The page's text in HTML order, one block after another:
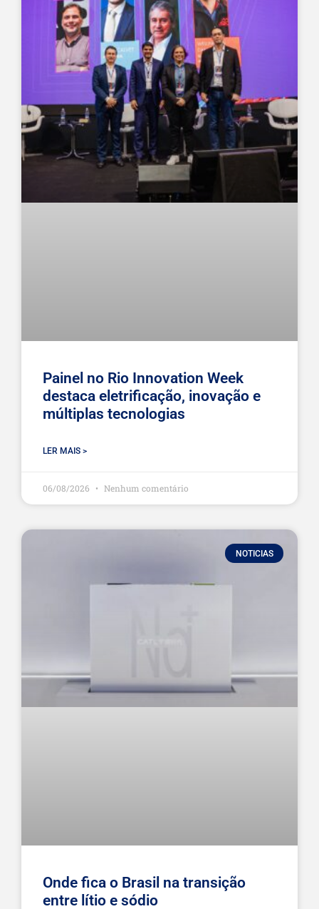
Painel no Rio Innovation Week
destaca eletrificação, inovação e
múltiplas tecnologias
LER MAIS >
06/08/2026 Nenhum comentário
NOTICIAS
Onde fica o Brasil na transição
entre lítio e sódio